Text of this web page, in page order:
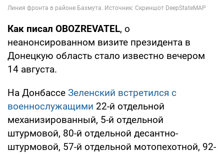
Как писал OBOZREVATEL, о
неанонсированном визите президента в
Донецкую область стало известно вечером
14 августа.
На Донбассе Зеленский встретился с
военнослужащими 22-й отдельной
механизированный, 5-й отдельной
штурмовой, 80-й отдельной десантно-
штурмовой, 57-й отдельной мотопехотной, 92-